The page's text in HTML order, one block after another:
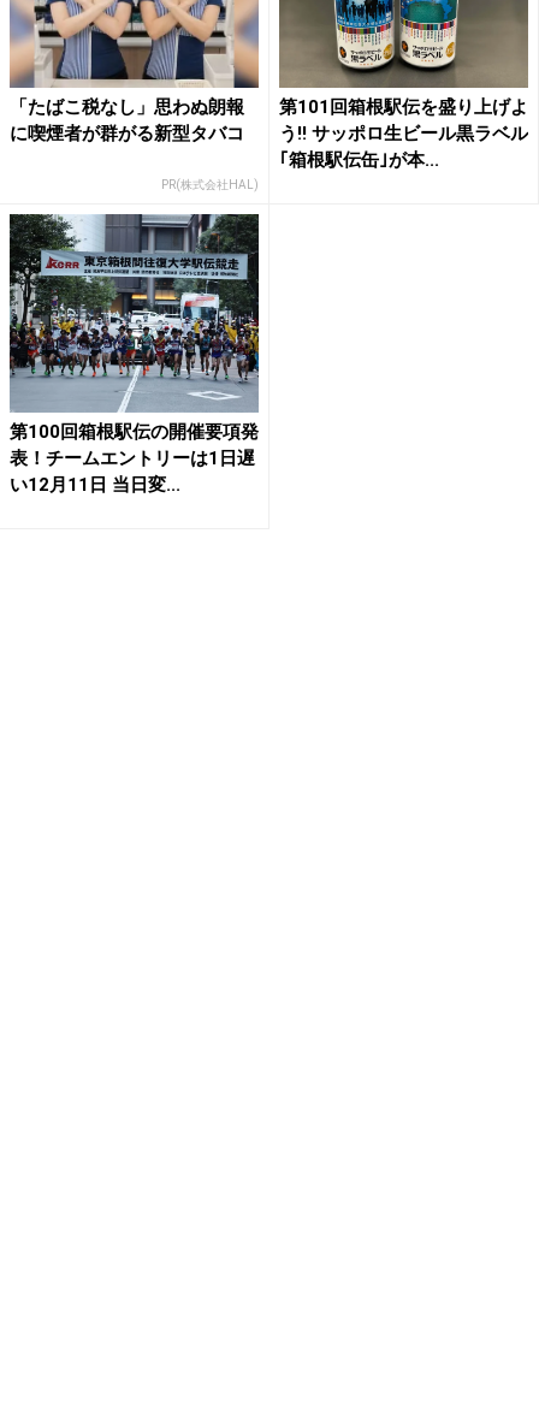
「たばこ税なし」思わぬ朗報
に喫煙者が群がる新型タバコ
PR(株式会社HAL)
第101回箱根駅伝を盛り上げよ
う!! サッポロ生ビール黒ラベル
｢箱根駅伝缶｣が本...
第100回箱根駅伝の開催要項発
表！チームエントリーは1日遅
い12月11日 当日変...